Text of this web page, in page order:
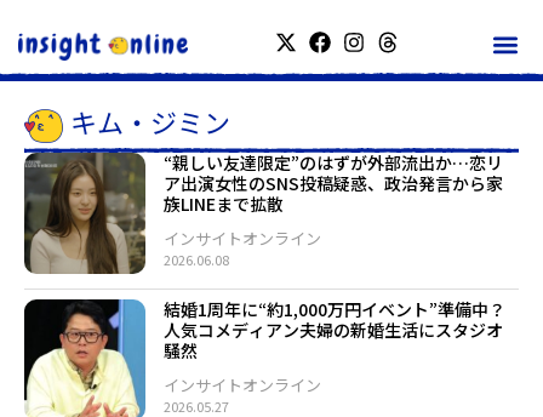
キム・ジミン
“親しい友達限定”のはずが外部流出か…恋リ
ア出演女性のSNS投稿疑惑、政治発言から家
族LINEまで拡散
2026.06.08
インサイトオンライン
結婚1周年に“約1,000万円イベント”準備中？
人気コメディアン夫婦の新婚生活にスタジオ
騒然
2026.05.27
インサイトオンライン